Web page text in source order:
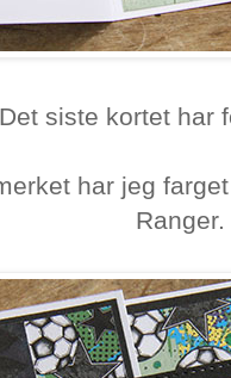
Det siste kortet har
har jeg
Ranger.